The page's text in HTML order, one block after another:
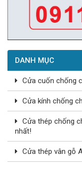
DANH MỤC
Cửa cuốn chống
Cửa kính chống
Cửa thép chống
nhất!
Cửa thép vân gỗ